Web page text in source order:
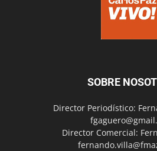
SOBRE
Director Periodístico:
Director Comercial: